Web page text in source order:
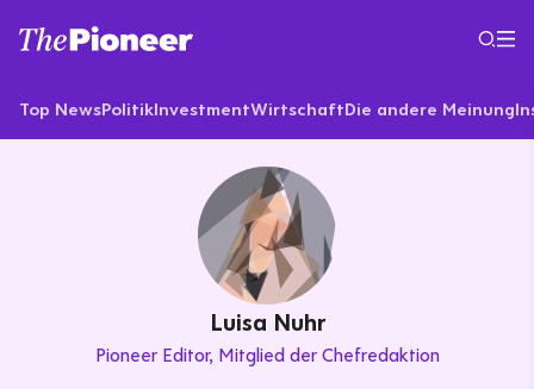
Top NewsPolitikInvestmentWirtschaftDie andere Meinung
Luisa Nuhr
Pioneer Editor Mitglied der Chefredaktion